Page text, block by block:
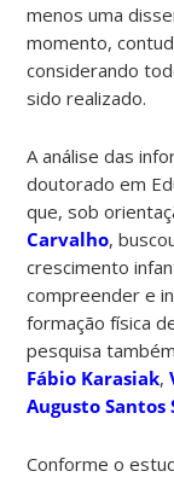
menos uma
momento,
considerando
sido realizado.
A análise das
doutorado em
que, sob
Carvalho,
crescimento
compreender e
formação física
pesquisa
Fábio Karasiak,
Augusto Santos
Conforme o